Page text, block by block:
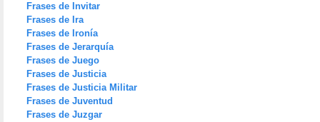
Frases de Invitar
Frases de Ira
Frases de Ironía
Frases de Jerarquía
Frases de Juego
Frases de Justicia
Frases de Justicia Militar
Frases de Juventud
Frases de Juzgar